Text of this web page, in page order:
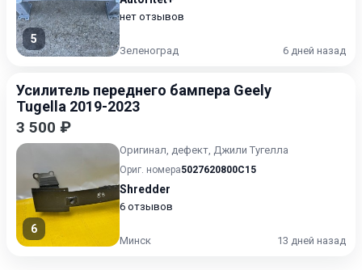
5
нет отзывов
Зеленоград 6 дней назад
Усилитель переднего бампера Geely
Tugella 2019-2023
3 500 ₽
6
Оригинал, дефект, Джили Тугелла
Ориг. номера5027620800C15
Shredder
6 отзывов
Минск 13 дней назад